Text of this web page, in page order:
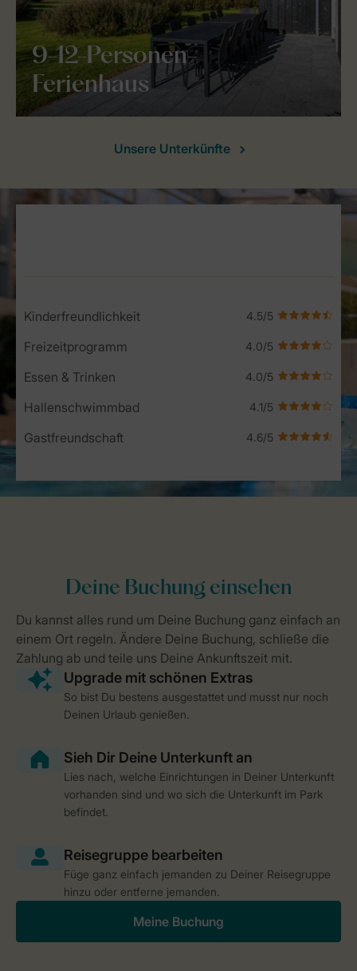
9-12-Personen-
Ferienhaus
Unsere Unterkünfte
Kinderfreundlichkeit
Freizeitprogramm
Essen & Trinken
Hallenschwimmbad
Gastfreundschaft
So bist Du bestens ausgestattet und musst nur noch
Deinen Urlaub genießen.
Lies nach, welche Einrichtungen in Deiner Unterkunft
vorhanden sind und wo sich die Unterkunft im Park
befindet.
Füge ganz einfach jemanden zu Deiner Reisegruppe
hinzu oder entferne jemanden.
Meine Buchung